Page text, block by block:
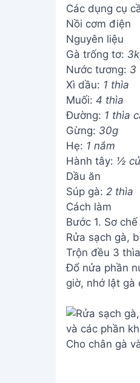
Các dụng cụ
Nồi cơm điện
Nguyên liệu
Gà trống tơ:
Nước tương: 3
Xì dầu: 1 thìa
Muối: 4 thìa
Đường: 1 thìa
Gừng: 30g
Hẹ: 1 nắm
Hành tây: ½ củ
Dầu ăn
Súp gà: 2 thìa
Cách làm
Bước 1. Sơ
Rửa sạch gà,
Trộn đều 3
Đổ nửa phần
giờ, nhớ lật gà